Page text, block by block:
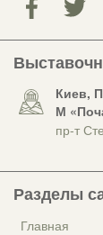
Киев,
М
пр-т
Разделы
Главная